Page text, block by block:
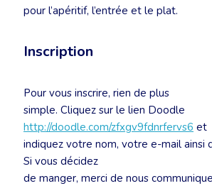
pour l’apéritif, l’entrée et le plat.
Inscription
Pour vous inscrire, rien de plus
simple. Cliquez sur le lien Doodle
http://doodle.com/zfxgv9fdnrfervs6 et
indiquez votre nom, votre e-mail ainsi
Si vous décidez
de manger, merci de nous